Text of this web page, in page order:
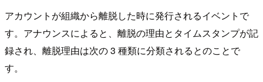
アカウントが組織から離脱した時に発行されるイベントで
す。アナウンスによると、離脱の理由とタイムスタンプが記
録され、離脱理由は次の 3 種類に分類されるとのことで
す。